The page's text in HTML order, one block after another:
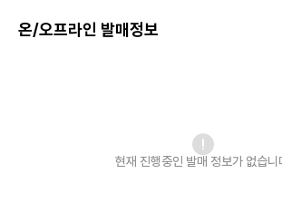
온/오프라인 발매정보
현재 진행중인 발매 정보가 없습니